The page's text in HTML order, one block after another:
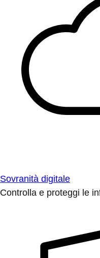
Sovranità digitale
Controlla e proteggi le